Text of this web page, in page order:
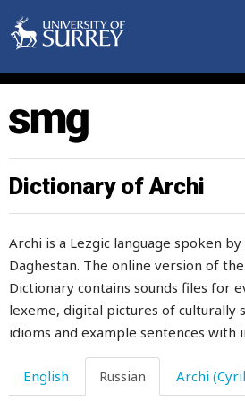
Dictionary of Archi
Archi is a Lezgic language spoken
Daghestan. The online version of
Dictionary contains sounds files for
lexeme, digital pictures of culturally
idioms and example sentences with
English Russian Archi
вата
вброд
вверх
вверху
вдобавок
вдова